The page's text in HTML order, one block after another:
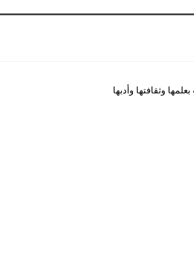
وثقافتها وأدبها